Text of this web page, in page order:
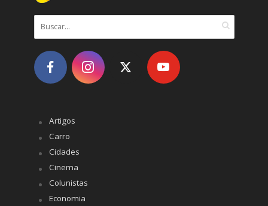
Artigos
Carro
Cidades
Cinema
Colunistas
Economia